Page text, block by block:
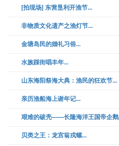
[拍现场] 东营垦利开渔节...
非物质文化遗产之渔灯节...
金塘岛民的婚礼习俗...
水族踩街唱丰年...
山东海阳祭海大典：渔民的狂欢节...
亲历渔船海上谢年记...
艰难的破壳——长隆海洋王国帝企鹅
贝类之王：龙宫翁戎螺...